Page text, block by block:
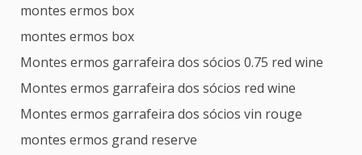
montes ermos box
montes ermos box
Montes ermos garrafeira dos sócios 0.75 red wine
Montes ermos garrafeira dos sócios red wine
Montes ermos garrafeira dos sócios vin rouge
montes ermos grand reserve